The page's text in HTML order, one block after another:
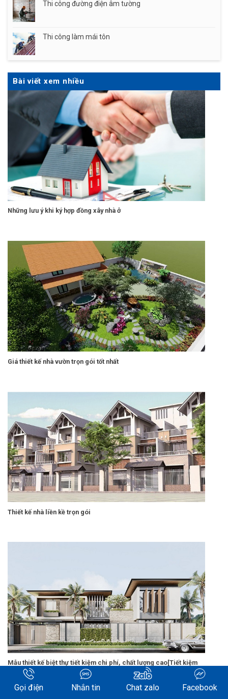
Thi công đường điện âm tường
Thi công làm mái tôn
Bài viết xem nhiều
Những lưu ý khi ký hợp đồng xây nhà ở
Giá thiết kế nhà vườn trọn gói tốt nhất
Thiết kế nhà liền kề trọn gói
Mẫu thiết kế biệt thự tiết kiệm chi phí, chất lượng cao[Tiết kiệm
Gọi điện Nhắn tin Chat zalo Facebook